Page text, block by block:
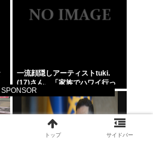
SPONSOR
一流顔隠しアーティストtuki.
(17)さん、「家族でハワイ行っ
てきたw」 自己顕示欲がどんど
ん抑えられなくなる
トップ サイドバー